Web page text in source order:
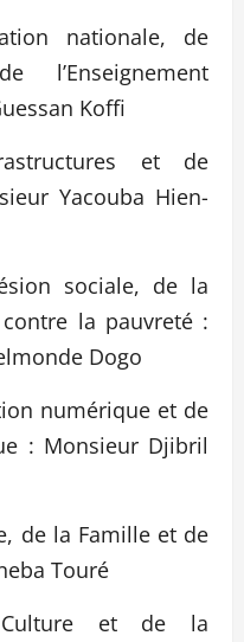
nationale, de
l’Enseignement
Koffi
et de
Yacouba Hien-
sociale, de la
la pauvreté :
Dogo
numérique et de
: Monsieur Djibril
de la Famille et de
Touré
et de la